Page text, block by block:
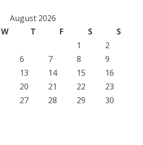
August 2026
W T F S
S
1
2
6 7 8
9
13 14 15
16
20 21 22
23
27 28 29
30